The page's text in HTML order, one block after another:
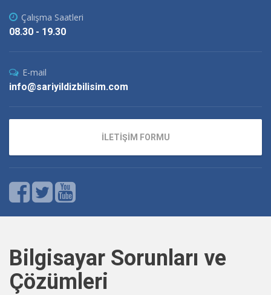
Çalışma Saatleri
08.30 - 19.30
E-mail
info@sariyildizbilisim.com
İLETİŞİM FORMU
Bilgisayar Sorunları ve
Çözümleri